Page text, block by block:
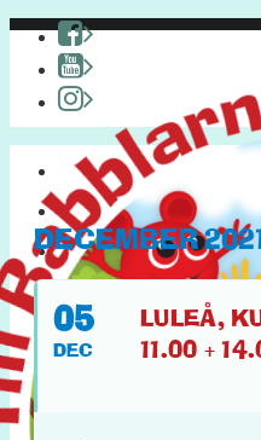
DECEMBER
05
DEC
LULEÅ,
11.00 +